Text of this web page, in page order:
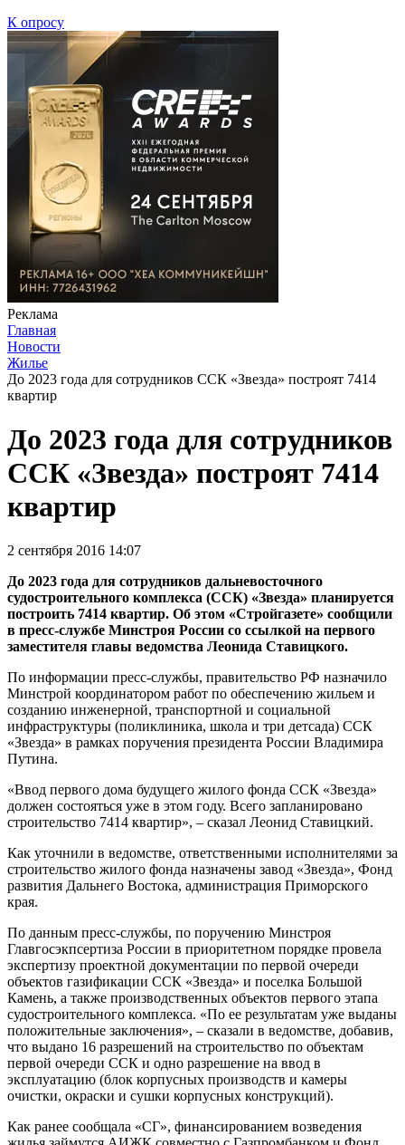
К опросу
Реклама
Главная
Новости
Жилье
До 2023 года для сотрудников ССК «Звезда» построят 7414
квартир
До 2023 года для сотрудников
ССК «Звезда» построят 7414
квартир
2 сентября 2016 14:07
До 2023 года для сотрудников дальневосточного
судостроительного комплекса (ССК) «Звезда» планируется
построить 7414 квартир. Об этом «Стройгазете» сообщили
в пресс-службе Минстроя России со ссылкой на первого
заместителя главы ведомства Леонида Ставицкого.
По информации пресс-службы, правительство РФ назначило
Минстрой координатором работ по обеспечению жильем и
созданию инженерной, транспортной и социальной
инфраструктуры (поликлиника, школа и три детсада) ССК
«Звезда» в рамках поручения президента России Владимира
Путина.
«Ввод первого дома будущего жилого фонда ССК «Звезда»
должен состояться уже в этом году. Всего запланировано
строительство 7414 квартир», – сказал Леонид Ставицкий.
Как уточнили в ведомстве, ответственными исполнителями за
строительство жилого фонда назначены завод «Звезда», Фонд
развития Дальнего Востока, администрация Приморского
края.
По данным пресс-службы, по поручению Минстроя
Главгосэкпcертиза России в приоритетном порядке провела
экспертизу проектной документации по первой очереди
объектов газификации ССК «Звезда» и поселка Большой
Камень, а также производственных объектов первого этапа
судостроительного комплекса. «По ее результатам уже выданы
положительные заключения», – сказали в ведомстве, добавив,
что выдано 16 разрешений на строительство по объектам
первой очереди ССК и одно разрешение на ввод в
эксплуатацию (блок корпусных производств и камеры
очистки, окраски и сушки корпусных конструкций).
Как ранее сообщала «СГ», финансированием возведения